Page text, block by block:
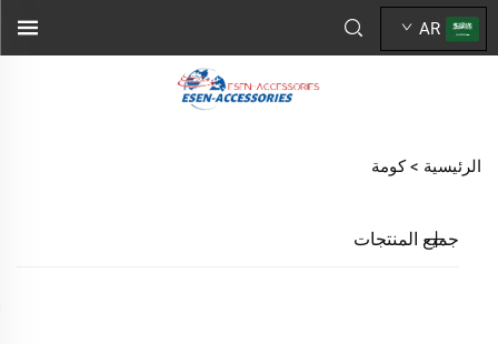
AR
الرئيسية > كومة
جميع المنتجات